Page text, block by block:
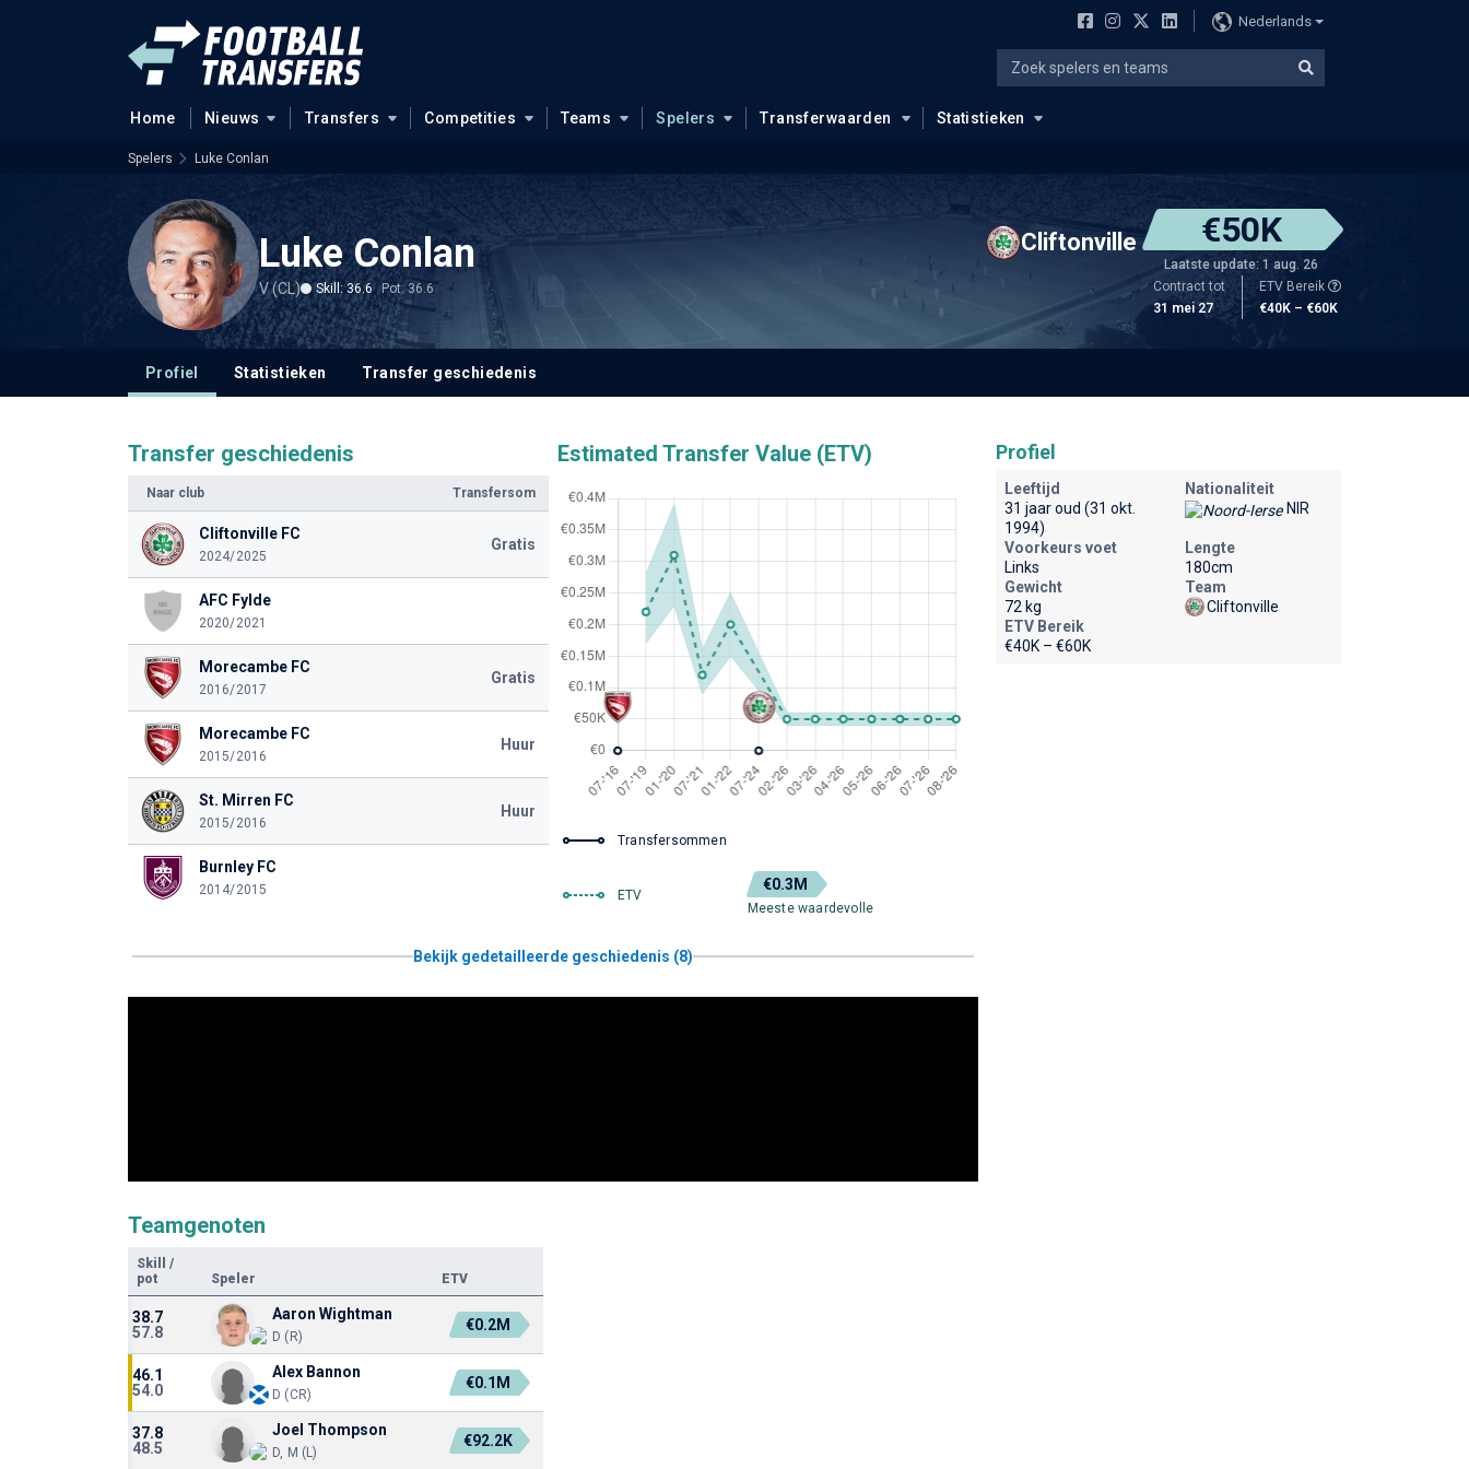
Nederlands
Home Nieuws Transfers Competities Teams Spelers Transferwaarden Statistieken
Spelers Luke Conlan
Luke Conlan
V (CL) Skill: 36.6 Pot: 36.6
Cliftonville €50K
Laatste update: 1 aug. 26
Contract tot
31 mei 27
ETV Bereik
€40K – €60K
Profiel Statistieken Transfer geschiedenis
Transfer geschiedenis
Naar club Transfersom
Cliftonville FC
2024/2025
Gratis
AFC Fylde
2020/2021
Morecambe FC
2016/2017
Gratis
Morecambe FC
2015/2016
Huur
St. Mirren FC
2015/2016
Huur
Burnley FC
2014/2015
Estimated Transfer Value (ETV)
Transfersommen
ETV
€0.3M
Meeste waardevolle
Bekijk gedetailleerde geschiedenis (8)
Teamgenoten
Skill
/
pot
Speler ETV
38.7
57.8
Aaron Wightman
D (R)
€0.2M
46.1
54.0
Alex Bannon
D (CR)
€0.1M
37.8
48.5
Joel Thompson
D, M (L)
€92.2K
Profiel
Leeftijd
31 jaar oud (31 okt.
1994)
Nationaliteit
NIR
Voorkeurs voet
Links
Lengte
180cm
Gewicht
72 kg
Team
Cliftonville
ETV Bereik
€40K – €60K